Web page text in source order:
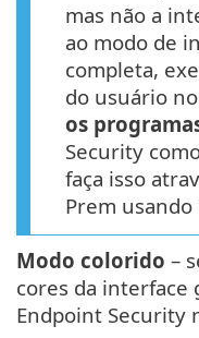
mas não a
ao modo de
completa,
do usuário
os
Security
faça isso
Prem usando
Modo colorido –
cores da interface
Endpoint Security